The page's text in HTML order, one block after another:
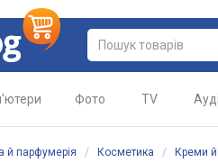
Фото TV
й парфумерія / Косметика / Креми